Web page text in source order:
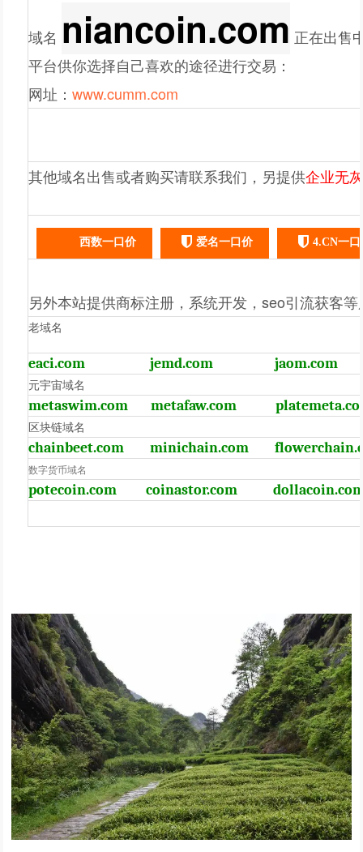
域名 niancoin.com 正在出售
平台供你选择自己喜欢的途径进行交易：
网址：www.cumm.com
其他域名出售或者购买请联系我们，另提供企业无
西数一口价 爱名一口价 4.CN一口
另外本站提供商标注册，系统开发，seo引流获客
老域名
eaci.com jemd.com jaom.com
元宇宙域名
metaswim.com metafaw.com
区块链域名
chainbeet.com minichain.com
数字货币域名
potecoin.com coinastor.com